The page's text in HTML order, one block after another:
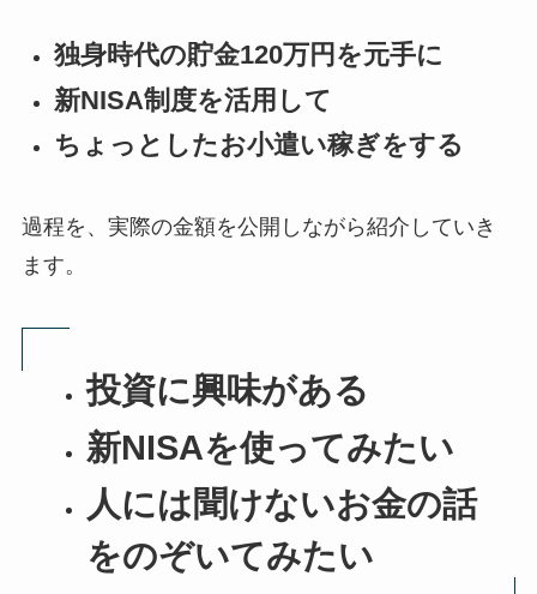
独身時代の貯金120万円を元手に
新NISA制度を活用して
ちょっとしたお小遣い稼ぎをする
過程を、実際の金額を公開しながら紹介していき
ます。
投資に興味がある
新NISAを使ってみたい
人には聞けないお金の話
をのぞいてみたい